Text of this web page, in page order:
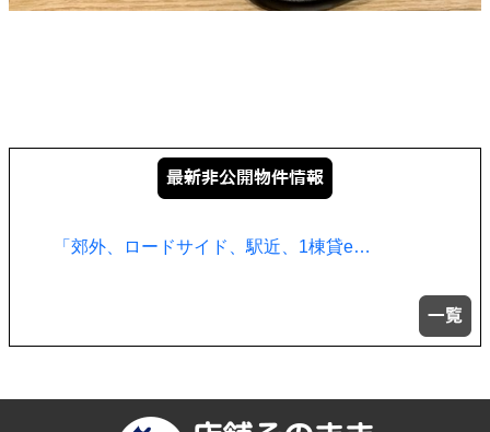
「郊外、ロードサイド、駅近、1棟貸e…